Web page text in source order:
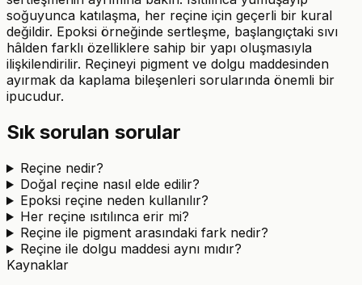
soğuyunca katılaşma, her reçine için geçerli bir kural
değildir. Epoksi örneğinde sertleşme, başlangıçtaki sıvı
hâlden farklı özelliklere sahip bir yapı oluşmasıyla
ilişkilendirilir. Reçineyi pigment ve dolgu maddesinden
ayırmak da kaplama bileşenleri sorularında önemli bir
ipucudur.
Sık sorulan sorular
Reçine nedir?
Doğal reçine nasıl elde edilir?
Epoksi reçine neden kullanılır?
Her reçine ısıtılınca erir mi?
Reçine ile pigment arasındaki fark nedir?
Reçine ile dolgu maddesi aynı mıdır?
Kaynaklar